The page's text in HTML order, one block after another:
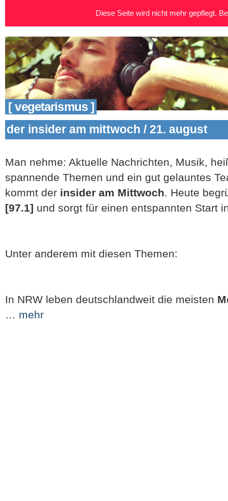
[ vegetarismus ]
der insider am mittwoch / 21. august
Man nehme: Aktuelle Nachrichten, Musik,
spannende Themen und ein gut gelauntes
kommt der insider am Mittwoch. Heute
[97.1] und sorgt für einen entspannten Start
Unter anderem mit diesen Themen:
In NRW leben deutschlandweit die meisten
… mehr
Diese Seite wird nicht mehr gepflegt.